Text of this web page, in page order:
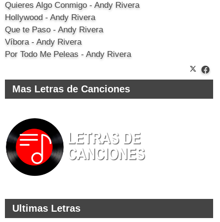
Quieres Algo Conmigo - Andy Rivera
Hollywood - Andy Rivera
Que te Paso - Andy Rivera
Víbora - Andy Rivera
Por Todo Me Peleas - Andy Rivera
Mas Letras de Canciones
Ultimas Letras